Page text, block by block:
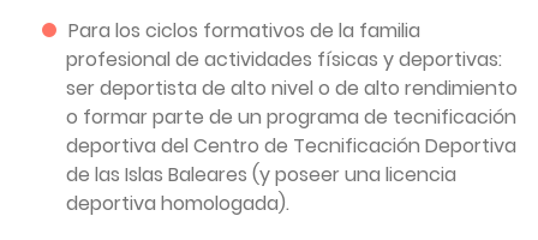
Para los ciclos formativos de la familia
profesional de actividades físicas y deportivas:
ser deportista de alto nivel o de alto rendimiento
o formar parte de un programa de tecnificación
deportiva del Centro de Tecnificación Deportiva
de las Islas Baleares (y poseer una licencia
deportiva homologada).